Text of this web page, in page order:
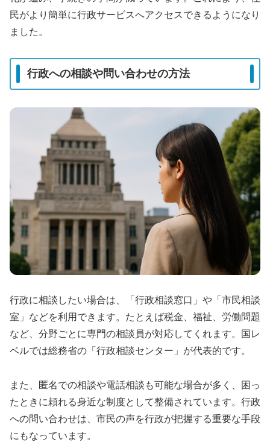
民がより簡単に行政サービスへアクセスできるようになり
ました。
行政への相談や問い合わせの方法
行政に相談したい場合は、「行政相談窓口」や「市民相談
室」などを利用できます。たとえば税金、福祉、労働問題
など、分野ごとに専門の相談員が対応してくれます。国レ
ベルでは総務省の「行政相談センター」が代表的です。
また、匿名での相談や電話相談も可能な場合が多く、困っ
たときに頼れる身近な制度として整備されています。行政
への問い合わせは、市民の声を行政が把握する重要な手段
にもなっています。